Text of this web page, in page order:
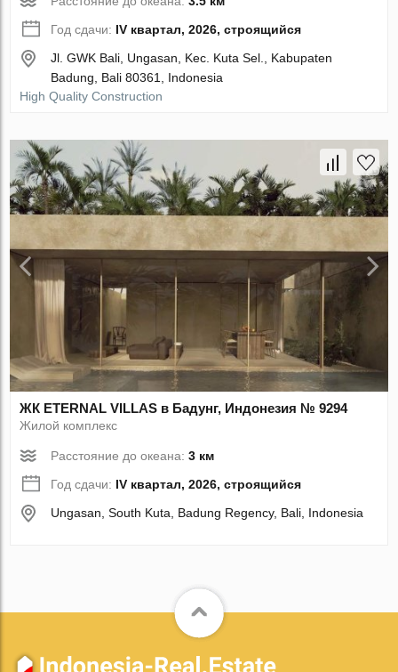
Год сдачи: IV квартал, 2026, строящийся
Jl. GWK Bali, Ungasan, Kec. Kuta Sel., Kabupaten
Badung, Bali 80361, Indonesia
High Quality Construction
ЖК ETERNAL VILLAS в Бадунг, Индонезия № 9294
Жилой комплекс
Расстояние до океана:3 км
Год сдачи: IV квартал, 2026, строящийся
Ungasan, South Kuta, Badung Regency, Bali, Indonesia